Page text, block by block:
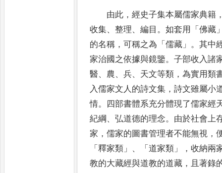
由此 ，經史子集本屬儒家典籍
收集、整理、編目 。如套用 「佛藏
的名稱 ，可稱之為 「儒藏 」。其中
家治國之依據與鏡鑒。子部收入諸
醫、 農、兵、 天文等類 ，為實用類
入儒家文人的詩文集 ，詩文雖屬小
情。
四部書體系充分體現了儒家經
紀綱 、 弘道德的理念。 由於社會上
家 ，儒家的圖書管理者不能無視 ，
「釋家類 」、「道家類 」，收納兩
教的大藏經與道教的道藏 ， 且著錄